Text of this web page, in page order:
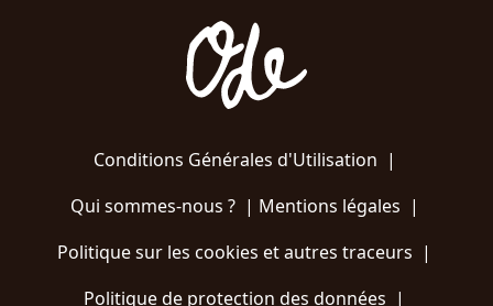
Conditions Générales d'Utilisation |
Qui sommes-nous ?| Mentions légales |
Politique sur les cookies et autres traceurs |
Politique de protection des données |